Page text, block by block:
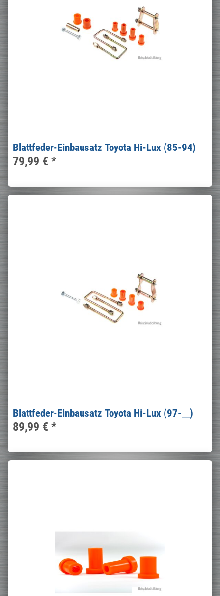
Blattfeder-Einbausatz Toyota Hi-Lux (85-94)
79,99 € *
Blattfeder-Einbausatz Toyota Hi-Lux (97-__)
89,99 € *